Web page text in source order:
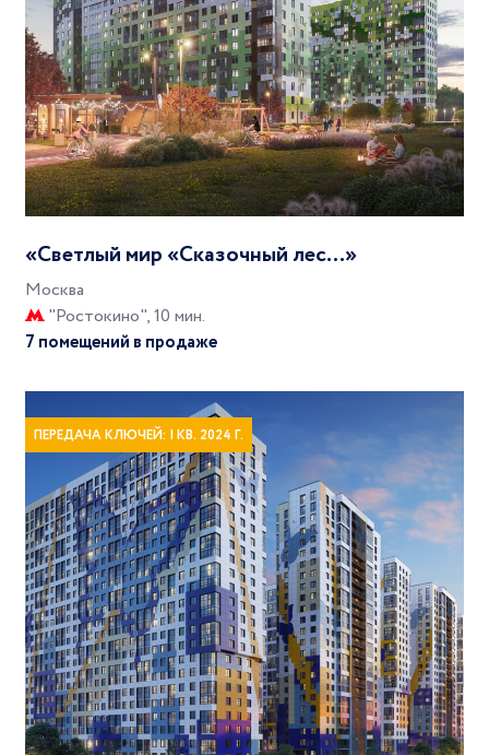
«Светлый мир «Сказочный лес…»
Москва
"Ростокино", 10 мин.
7 помещений в продаже
ПЕРЕДАЧА КЛЮЧЕЙ: I КВ. 2024 Г.